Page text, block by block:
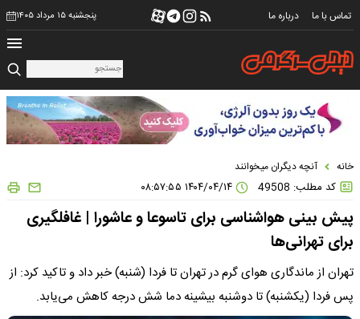
تماس با ما درباره ما پنجشنبه ۱۵ مرداد ۱۴۰۵
خانه آنچه دیگران میخوانند
کد مطلب: 49508
پیش بینی هواشناسی برای تاسوعا و عاشورا | غافلگیری
برای تهرانی‌ها
تهران از ماندگاری هوای گرم در تهران تا فردا (شنبه) خبر داد و تاکید کرد: از
پس فردا (یکشنبه) تا دوشنبه بیشینه دما شش درجه کاهش می‌یابد.